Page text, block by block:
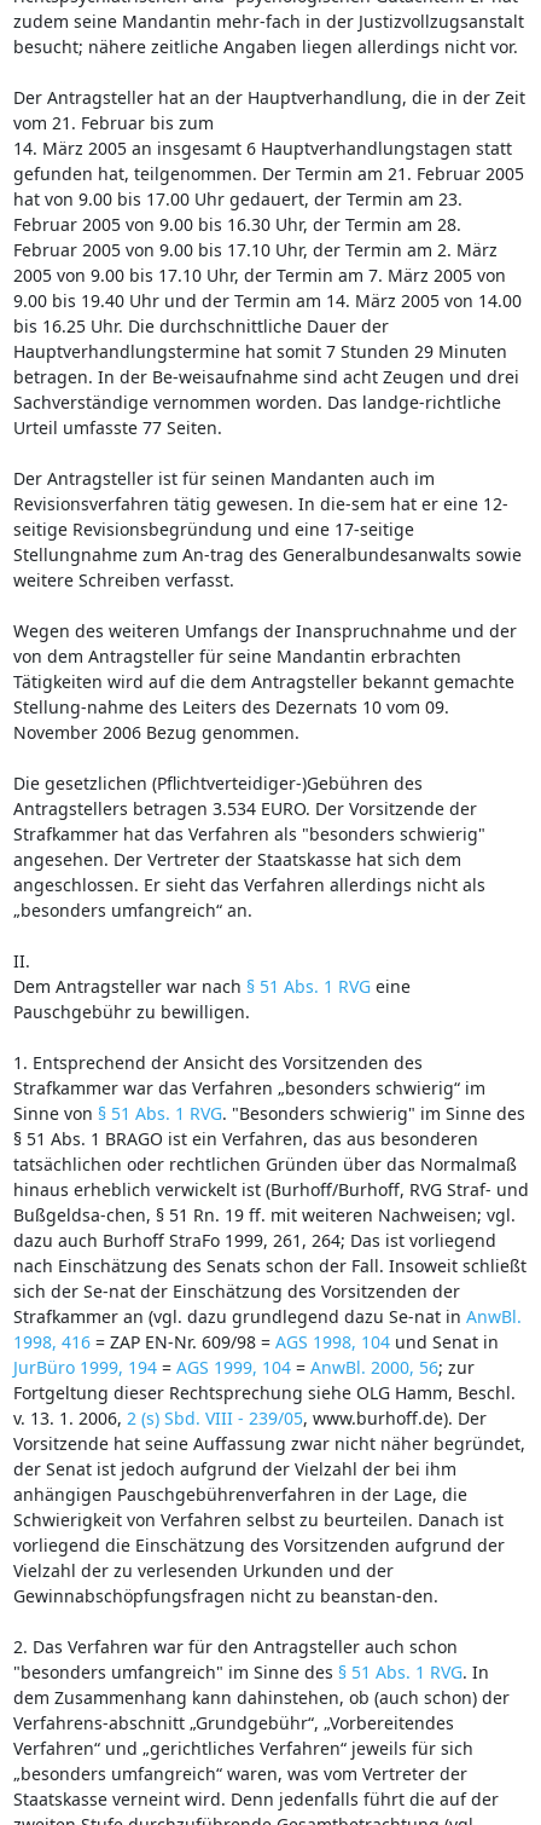
zudem seine Mandantin mehr-fach in der Justizvollzugsanstalt
besucht; nähere zeitliche Angaben liegen allerdings nicht vor.
Der Antragsteller hat an der Hauptverhandlung, die in der Zeit
vom 21. Februar bis zum
14. März 2005 an insgesamt 6 Hauptverhandlungstagen statt
gefunden hat, teilgenommen. Der Termin am 21. Februar 2005
hat von 9.00 bis 17.00 Uhr gedauert, der Termin am 23.
Februar 2005 von 9.00 bis 16.30 Uhr, der Termin am 28.
Februar 2005 von 9.00 bis 17.10 Uhr, der Termin am 2. März
2005 von 9.00 bis 17.10 Uhr, der Termin am 7. März 2005 von
9.00 bis 19.40 Uhr und der Termin am 14. März 2005 von 14.00
bis 16.25 Uhr. Die durchschnittliche Dauer der
Hauptverhandlungstermine hat somit 7 Stunden 29 Minuten
betragen. In der Be-weisaufnahme sind acht Zeugen und drei
Sachverständige vernommen worden. Das landge-richtliche
Urteil umfasste 77 Seiten.
Der Antragsteller ist für seinen Mandanten auch im
Revisionsverfahren tätig gewesen. In die-sem hat er eine 12-
seitige Revisionsbegründung und eine 17-seitige
Stellungnahme zum An-trag des Generalbundesanwalts sowie
weitere Schreiben verfasst.
Wegen des weiteren Umfangs der Inanspruchnahme und der
von dem Antragsteller für seine Mandantin erbrachten
Tätigkeiten wird auf die dem Antragsteller bekannt gemachte
Stellung-nahme des Leiters des Dezernats 10 vom 09.
November 2006 Bezug genommen.
Die gesetzlichen (Pflichtverteidiger-)Gebühren des
Antragstellers betragen 3.534 EURO. Der Vorsitzende der
Strafkammer hat das Verfahren als "besonders schwierig"
angesehen. Der Vertreter der Staatskasse hat sich dem
angeschlossen. Er sieht das Verfahren allerdings nicht als
„besonders umfangreich“ an.
II.
Dem Antragsteller war nach § 51 Abs. 1 RVGeine
Pauschgebühr zu bewilligen.
1. Entsprechend der Ansicht des Vorsitzenden des
Strafkammer war das Verfahren „besonders schwierig“ im
Sinne von § 51 Abs. 1 RVG. "Besonders schwierig" im Sinne des
§ 51 Abs. 1 BRAGO ist ein Verfahren, das aus besonderen
tatsächlichen oder rechtlichen Gründen über das Normalmaß
hinaus erheblich verwickelt ist (Burhoff/Burhoff, RVG Straf- und
Bußgeldsa-chen, § 51 Rn. 19 ff. mit weiteren Nachweisen; vgl.
dazu auch Burhoff StraFo 1999, 261, 264; Das ist vorliegend
nach Einschätzung des Senats schon der Fall. Insoweit schließt
sich der Se-nat der Einschätzung des Vorsitzenden der
Strafkammer an (vgl. dazu grundlegend dazu Se-nat in AnwBl.
1998, 416= ZAP EN-Nr. 609/98 = AGS 1998, 104und Senat in
JurBüro 1999, 194= AGS 1999, 104= AnwBl. 2000, 56; zur
Fortgeltung dieser Rechtsprechung siehe OLG Hamm, Beschl.
v. 13. 1. 2006, 2 (s) Sbd. VIII - 239/05, www.burhoff.de). Der
Vorsitzende hat seine Auffassung zwar nicht näher begründet,
der Senat ist jedoch aufgrund der Vielzahl der bei ihm
anhängigen Pauschgebührenverfahren in der Lage, die
Schwierigkeit von Verfahren selbst zu beurteilen. Danach ist
vorliegend die Einschätzung des Vorsitzenden aufgrund der
Vielzahl der zu verlesenden Urkunden und der
Gewinnabschöpfungsfragen nicht zu beanstan-den.
2. Das Verfahren war für den Antragsteller auch schon
"besonders umfangreich" im Sinne des § 51 Abs. 1 RVG. In
dem Zusammenhang kann dahinstehen, ob (auch schon) der
Verfahrens-abschnitt „Grundgebühr“, „Vorbereitendes
Verfahren“ und „gerichtliches Verfahren“ jeweils für sich
„besonders umfangreich“ waren, was vom Vertreter der
Staatskasse verneint wird. Denn jedenfalls führt die auf der